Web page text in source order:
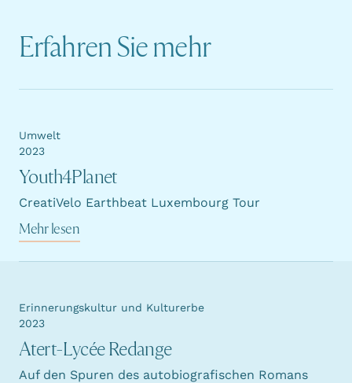
Erfahren Sie mehr
Youth4Planet
CreatiVelo Earthbeat Luxembourg Tour
Umwelt
2023
Mehr lesen
Atert-Lycée Redange
Auf den Spuren des autobiografischen Romans
Erinnerungskultur und Kulturerbe
2023